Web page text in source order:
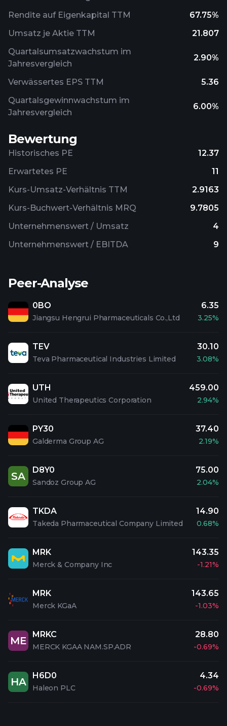
Rendite auf Eigenkapital TTM
67.75%
Umsatz je Aktie TTM
21.807
Quartalsumsatzwachstum im
Jahresvergleich
2.90%
Verwässertes EPS TTM
5.36
Quartalsgewinnwachstum im
Jahresvergleich
6.00%
Bewertung
Historisches PE
12.37
Erwartetes PE
11
Kurs-Umsatz-Verhältnis TTM
2.9163
Kurs-Buchwert-Verhältnis MRQ
9.7805
Unternehmenswert / Umsatz
4
Unternehmenswert / EBITDA
9
Peer-Analyse
0BO
Jiangsu Hengrui Pharmaceuticals Co.,Ltd
6.35
3.25%
TEV
Teva Pharmaceutical Industries Limited
30.10
3.08%
UTH
United Therapeutics Corporation
459.00
2.94%
PY30
Galderma Group AG
37.40
2.19%
SA
D8Y0
Sandoz Group AG
75.00
2.04%
TKDA
Takeda Pharmaceutical Company Limited
14.90
0.68%
MRK
Merck & Company Inc
143.35
-1.21%
MRK
Merck KGaA
143.65
-1.03%
ME
MRKC
MERCK KGAA NAM.SP.ADR
28.80
-0.69%
HA
H6D0
Haleon PLC
4.34
-0.69%